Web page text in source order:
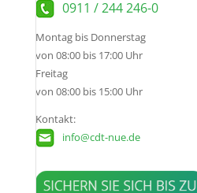
0911 / 244 246-0
Montag bis Donnerstag
von 08:00 bis 17:00 Uhr
Freitag
von 08:00 bis 15:00 Uhr
Kontakt:
info@cdt-nue.de